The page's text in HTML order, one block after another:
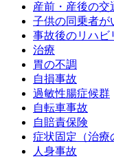
産前・産後の交
子供の同乗者が
事故後のリハビ
治療
胃の不調
自損事故
過敏性腸症候群
自転車事故
自賠責保険
症状固定（治療
人身事故